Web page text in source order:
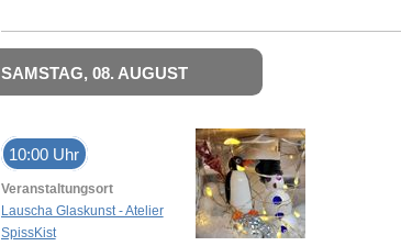
SAMSTAG, 08. AUGUST
10:00 Uhr
Veranstaltungsort
Lauscha Glaskunst - Atelier
SpissKist